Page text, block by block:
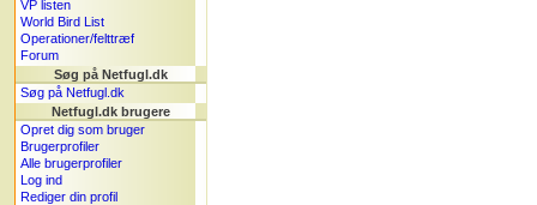
VP listen
World Bird List
Operationer/felttræf
Forum
Søg på Netfugl.dk
Søg på Netfugl.dk
Netfugl.dk brugere
Opret dig som bruger
Brugerprofiler
Alle brugerprofiler
Log ind
Rediger din profil